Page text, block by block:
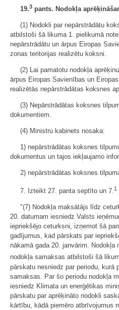
19.3 pants. Nodokļa
(1) Nodokli par nepārstrādātu
atbilstoši šā likuma 1. pielikumā
nepārstrādātu un ārpus Eiropas
zonas teritorijas realizētu koksni.
(2) Lai pamatotu nodokļa
ārpus Eiropas Savienības un
realizētās nepārstrādātas koksnes
(3) Nepārstrādātas koksnes
dokumentiem.
(4) Ministru kabinets nosaka:
1) nepārstrādātas koksnes
dokumentus un tajos iekļaujamo
2) nepārstrādātas koksnes
7. Izteikt 27. panta septīto un 7.1
"(7) Nodokļa maksātājs līdz
20. datumam iesniedz Valsts
iepriekšējo ceturksni, izņemot šā
gadījumus, kad pārskats par
nākamā gada 20. janvārim.
nodokļa samaksas atbilstoši šā
pārskatu nesniedz par periodu, kurā
samaksas. Par šo periodu nodokļa
iesniedz Klimata un enerģētikas
pārskatu par aprēķināto nodokli
kārtību, kādā piemēro atbrīvojumus